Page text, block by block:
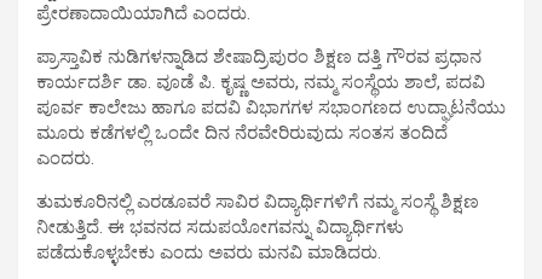
ಪ್ರೇರಣಾದಾಯಿಯಾಗಿದೆ ಎಂದರು.
ಪ್ರಾಸ್ತಾವಿಕ ನುಡಿಗಳನ್ನಾಡಿದ ಶೇಷಾದ್ರಿಪುರಂ ಶಿಕ್ಷಣ ದತ್ತಿ ಗೌರವ ಪ್ರಧಾನ
ಕಾರ್ಯದರ್ಶಿ ಡಾ. ವೂಡೆ ಪಿ. ಕೃಷ್ಣ ಅವರು, ನಮ್ಮ ಸಂಸ್ಥೆಯ ಶಾಲೆ, ಪದವಿ
ಪೂರ್ವ ಕಾಲೇಜು ಹಾಗೂ ಪದವಿ ವಿಭಾಗಗಳ ಸಭಾಂಗಣದ ಉದ್ಘಾಟನೆಯು
ಮೂರು ಕಡೆಗಳಲ್ಲಿ ಒಂದೇ ದಿನ ನೆರವೇರಿರುವುದು ಸಂತಸ ತಂದಿದೆ
ಎಂದರು.
ತುಮಕೂರಿನಲ್ಲಿ ಎರಡೂವರೆ ಸಾವಿರ ವಿದ್ಯಾರ್ಥಿಗಳಿಗೆ ನಮ್ಮ ಸಂಸ್ಥೆ ಶಿಕ್ಷಣ
ನೀಡುತ್ತಿದೆ. ಈ ಭವನದ ಸದುಪಯೋಗವನ್ನು ವಿದ್ಯಾರ್ಥಿಗಳು
ಪಡೆದುಕೊಳ್ಳಬೇಕು ಎಂದು ಅವರು ಮನವಿ ಮಾಡಿದರು.